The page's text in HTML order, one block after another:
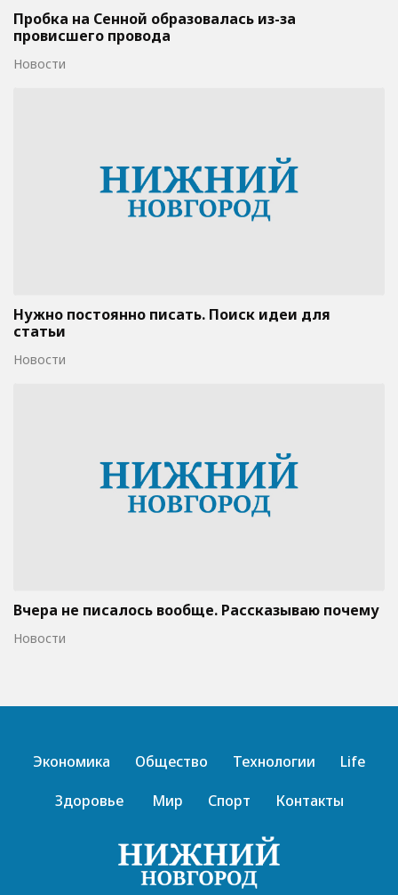
Пробка на Сенной образовалась из-за
провисшего провода
Новости
Нужно постоянно писать. Поиск идеи для
статьи
Новости
Вчера не писалось вообще. Рассказываю почему
Новости
Экономика Общество Технологии
Life
Здоровье
Мир Спорт Контакты